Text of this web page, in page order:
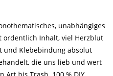
unabhängiges
ordentlich Inhalt, viel Herzblut
und Klebebindung absolut
die uns lieb und wert